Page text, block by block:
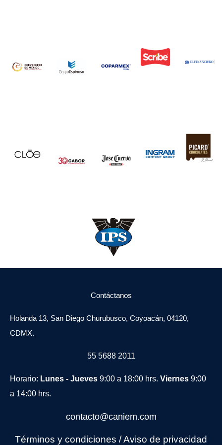
Contáctanos
Holanda 13, San Diego Churubusco, Coyoacán, 04120,
CDMX.
55 5688 2011
Horario: Lunes - Jueves 9:00 a 18:00 hrs. Viernes 9:00
a 14:00 hrs.
contacto@caniem.com
Términos y condiciones /Aviso de privacidad